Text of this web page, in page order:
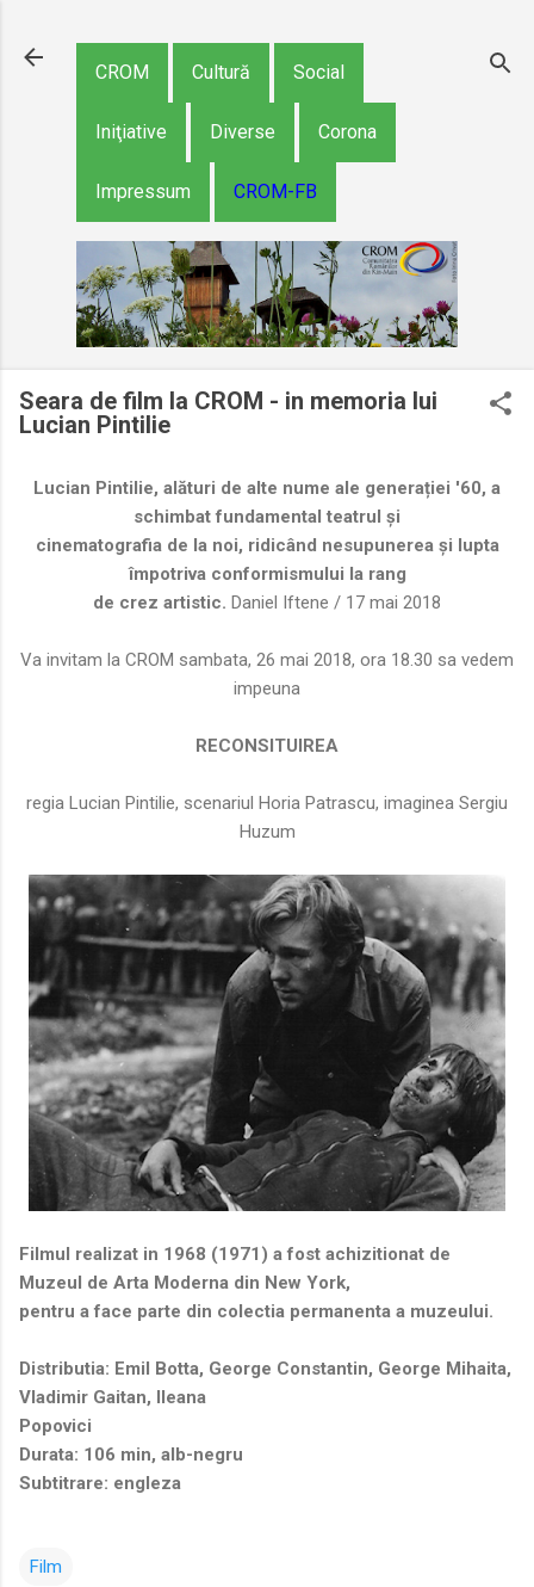
CROM Cultură Social
Iniţiative Diverse Corona
Impressum CROM-FB
Seara de film la CROM - in memoria lui
Lucian Pintilie
Lucian Pintilie, alături de alte nume ale generației '60, a
schimbat fundamental teatrul și
cinematografia de la noi, ridicând nesupunerea și lupta
împotriva conformismului la rang
de crez artistic. Daniel Iftene / 17 mai 2018
Va invitam la CROM sambata, 26 mai 2018, ora 18.30 sa vedem
impeuna
RECONSITUIREA
regia Lucian Pintilie, scenariul Horia Patrascu, imaginea Sergiu
Huzum
Filmul realizat in 1968 (1971) a fost achizitionat de
Muzeul de Arta Moderna din New York,
pentru a face parte din colectia permanenta a muzeului.
Distributia: Emil Botta, George Constantin, George Mihaita,
Vladimir Gaitan, Ileana
Popovici
Durata: 106 min, alb-negru
Subtitrare: engleza
Film